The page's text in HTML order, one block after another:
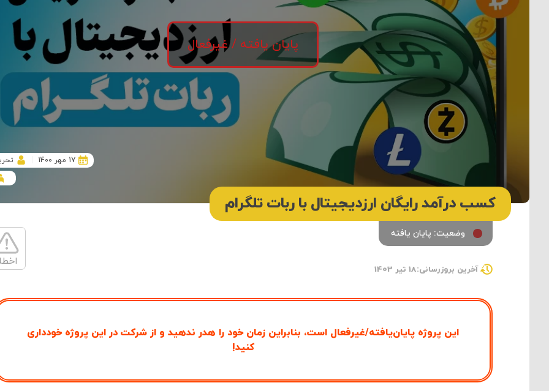
پایان یافته / غیرفعال
کسب درآمد رایگان ارزدیجیتال با ربات تلگرام
17 مهر 1400
وضعیت: پایان یافته
آخرین بروزرسانی:18 تیر 1403
این پروژه پایان‌یافته/غیرفعال است، بنابراین زمان خود را هدر ندهید و از شرکت در این پروژه خودداری
کنید!